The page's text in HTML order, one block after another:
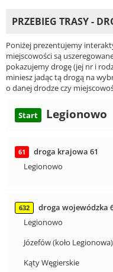
PRZEBIEG TRASY -
Poniżej prezentujemy
miejscowości są
pokazujemy drogę (jej nr i
miniesz jadąc tą drogą na
o danej drodze czy
Start Legionowo
61
droga krajowa 61
Legionowo
632
droga wojewódzka
Legionowo
Józefów (koło Legionowa)
Kąty Węgierskie